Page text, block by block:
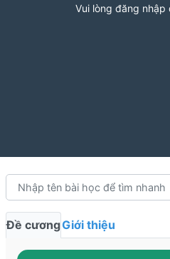
Vui lòng đăng nhập
Đề cươngGiới thiệu